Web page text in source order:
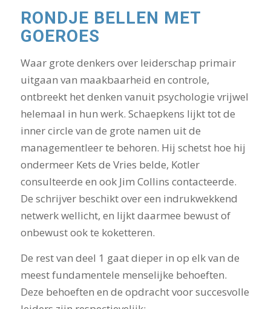
RONDJE BELLEN MET
GOEROES
Waar grote denkers over leiderschap primair
uitgaan van maakbaarheid en controle,
ontbreekt het denken vanuit psychologie vrijwel
helemaal in hun werk. Schaepkens lijkt tot de
inner circle van de grote namen uit de
managementleer te behoren. Hij schetst hoe hij
ondermeer Kets de Vries belde, Kotler
consulteerde en ook Jim Collins contacteerde.
De schrijver beschikt over een indrukwekkend
netwerk wellicht, en lijkt daarmee bewust of
onbewust ook te koketteren.
De rest van deel 1 gaat dieper in op elk van de
meest fundamentele menselijke behoeften.
Deze behoeften en de opdracht voor succesvolle